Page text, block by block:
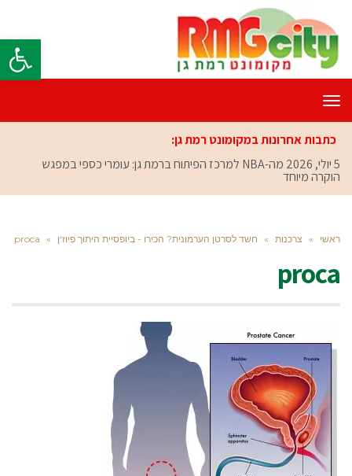
פתח
תפריט
כתבות אחרונות במקומונט רמת גן:
5 יולי, 2026
מה-NBA למרכז הפיתוח ברמת גן: עומרי כספי במפגש
הוקרה מיוחד
ראשי » צרכנות » חשד לסרטן הערמונית? הכירו - ביופסיית היתוך פיוז‘ן »
proca
proca